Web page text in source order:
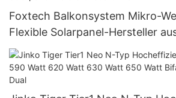
Foxtech Balkonsystem Mikro-
Flexible Solarpanel-Hersteller